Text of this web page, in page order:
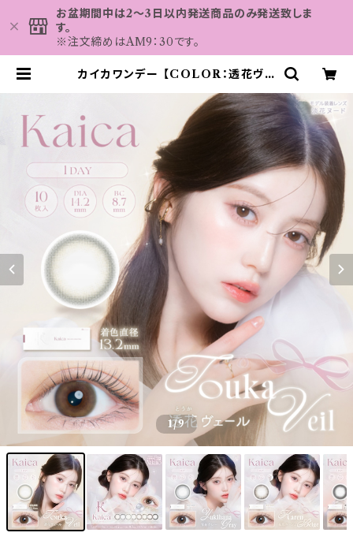
お盆期間中は2～3日以内発送商品のみ発送致しま
す。
※注文締めはAM9：30です。
カイカワンデー 【COLOR：透花ヴェ
y カラコン カラー コンタクト コンタ
クトレンズ | カラコン MAHALO
1/9